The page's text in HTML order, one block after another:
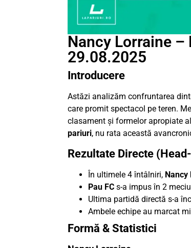
Nancy Lorraine –
29.08.2025
Introducere
Astăzi analizăm confruntarea
care promit spectacol pe teren.
clasament și formelor apropiate
pariuri, nu rata această
Rezultate Directe
În ultimele 4 întâlniri, Nancy
Pau FC s-a impus în 2
Ultima partidă directă s-a
Ambele echipe au marcat
Formă & Statistici